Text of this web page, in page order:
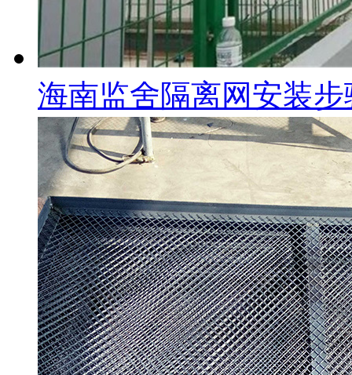
海南监舍隔离网安装步